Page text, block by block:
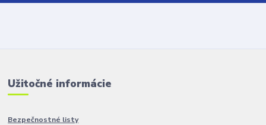
Užitočné informácie
Bezpečnostné listy